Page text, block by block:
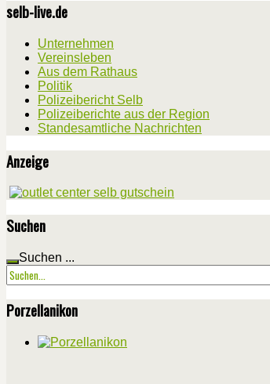
selb-live.de
Unternehmen
Vereinsleben
Aus dem Rathaus
Politik
Polizeibericht Selb
Polizeiberichte aus der Region
Standesamtliche Nachrichten
Anzeige
Suchen
Suchen ...
Porzellanikon